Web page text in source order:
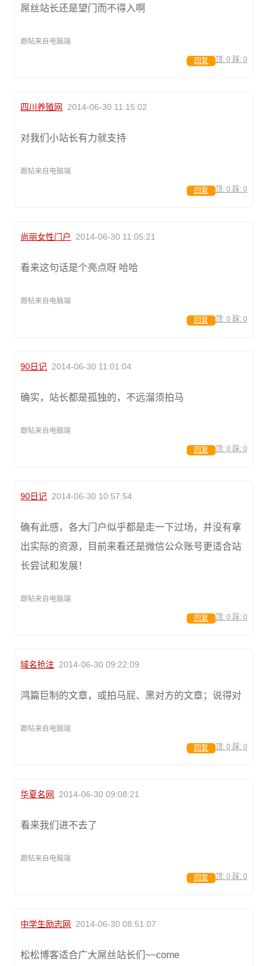
屌丝站长还是望门而不得入啊
跟帖来自电脑端
顶: 0 踩: 0
回复
四川养殖网 2014-06-30 11:15:02
对我们小站长有力就支持
跟帖来自电脑端
顶: 0 踩: 0
回复
尚丽女性门户 2014-06-30 11:05:21
看来这句话是个亮点呀 哈哈
跟帖来自电脑端
顶: 0 踩: 0
回复
90日记 2014-06-30 11:01:04
确实，站长都是孤独的，不远溜须拍马
跟帖来自电脑端
顶: 0 踩: 0
回复
90日记 2014-06-30 10:57:54
确有此感，各大门户似乎都是走一下过场，并没有拿
出实际的资源，目前来看还是微信公众账号更适合站
长尝试和发展！
跟帖来自电脑端
顶: 0 踩: 0
回复
域名抢注 2014-06-30 09:22:09
鸿篇巨制的文章，或拍马屁、黑对方的文章；说得对
跟帖来自电脑端
顶: 0 踩: 0
回复
华夏名网 2014-06-30 09:08:21
看来我们进不去了
跟帖来自电脑端
顶: 0 踩: 0
回复
中学生励志网 2014-06-30 08:51:07
松松博客适合广大屌丝站长们~~come